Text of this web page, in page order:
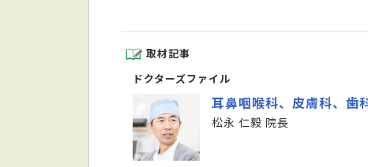
取材記事
ドクターズファイル
耳鼻咽喉科、皮膚科、歯
松永 仁毅 院長